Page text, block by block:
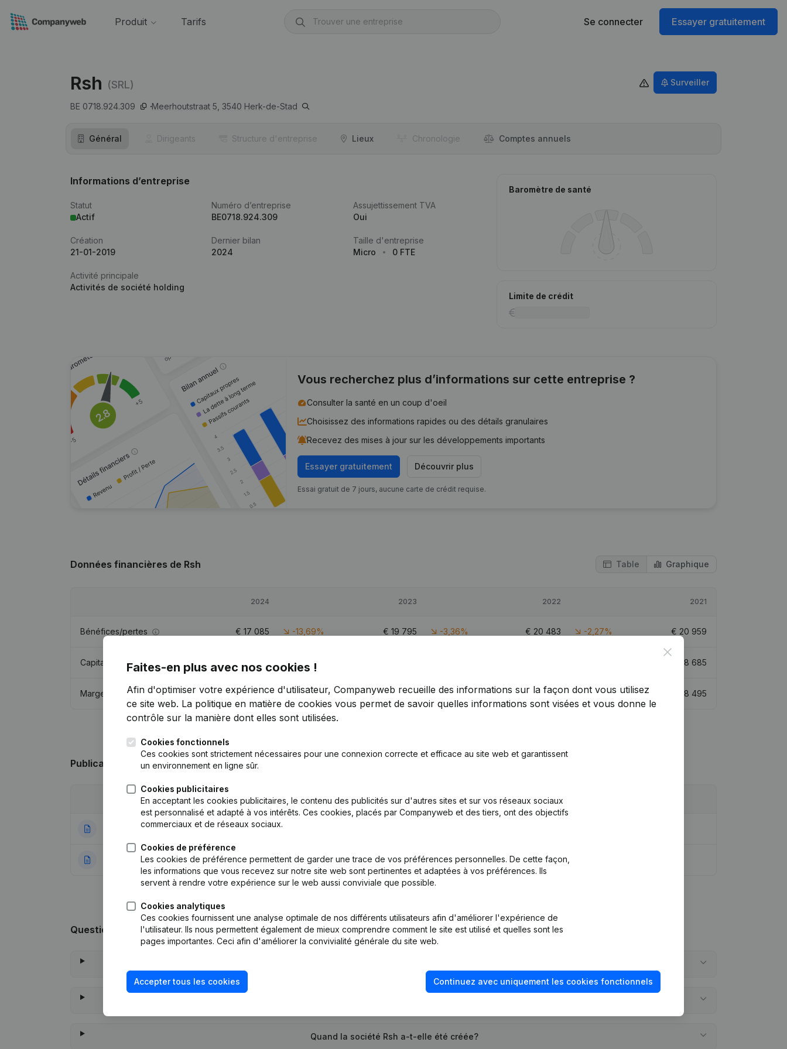
Produit Tarifs Se connecter Essayer gratuitement
Rsh (SRL)
BE 0718.924.309 Meerhoutstraat 5, 3540 Herk-de-Stad
Surveiller
Général Dirigeants Structure d'entreprise Lieux Chronologie Comptes annuels
Informations d’entreprise
Statut
Actif
Numéro d’entreprise
BE0718.924.309
Assujettissement TVA
Oui
Création
21-01-2019
Dernier bilan
2024
Taille d'entreprise
Micro
0 FTE
Activité principale
Activités de société holding
Baromètre de santé
Limite de crédit
Vous recherchez plus d’informations sur cette entreprise ?
Consulter la santé en un coup d'oeil
Choisissez des informations rapides ou des détails granulaires
Recevez des mises à jour sur les développements importants
Essayer gratuitement Découvrir plus
Essai gratuit de 7 jours, aucune carte de crédit requise.
Données financières de Rsh Table Graphique
2024 2023 2022 2021
Bénéfices/pertes € 17 085 -13,69% € 19 795 -3,36% € 20 483 -2,27% € 20 959
Capitaux propres 21,64% 38 685
Marge brute €23 662 -13,89% €27 478 -3,24% € 28 398 -0,34% 28 495
Publications de Rsh
Publication
21-12-2023 Statuts (Traduction, Coordination, Autres Modifications, …) - Modification Forme Juridique - Demissions - Nominations
23-01-2019 Rubrique Constitution (Nouvelle Personne Morale, Ouverture Succursale, etc...)(NL)
Questions fréquemment posées
Quand la société Rsh a-t-elle été créée?
Close
Faites-en plus avec nos cookies !
Afin d'optimiser votre expérience d'utilisateur, Companyweb recueille des informations sur la façon dont vous utilisez
ce site web. La politique en matière de cookies vous permet de savoir quelles informations sont visées et vous donne le
contrôle sur la manière dont elles sont utilisées.
Cookies fonctionnels
Ces cookies sont strictement nécessaires pour une connexion correcte et efficace au site web et garantissent
un environnement en ligne sûr.
Cookies publicitaires
En acceptant les cookies publicitaires, le contenu des publicités sur d'autres sites et sur vos réseaux sociaux
est personnalisé et adapté à vos intérêts. Ces cookies, placés par Companyweb et des tiers, ont des objectifs
commerciaux et de réseaux sociaux.
Cookies de préférence
Les cookies de préférence permettent de garder une trace de vos préférences personnelles. De cette façon,
les informations que vous recevez sur notre site web sont pertinentes et adaptées à vos préférences. Ils
servent à rendre votre expérience sur le web aussi conviviale que possible.
Cookies analytiques
Ces cookies fournissent une analyse optimale de nos différents utilisateurs afin d'améliorer l'expérience de
l'utilisateur. Ils nous permettent également de mieux comprendre comment le site est utilisé et quelles sont les
pages importantes. Ceci afin d'améliorer la convivialité générale du site web.
Accepter tous les cookies Continuez avec uniquement les cookies fonctionnels